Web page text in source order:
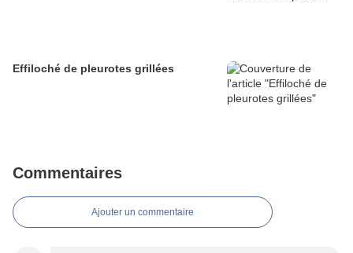
Effiloché de pleurotes grillées
Commentaires
Ajouter un commentaire